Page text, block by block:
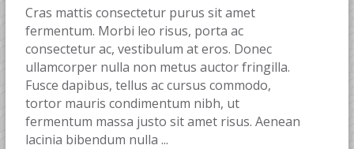
Cras mattis consectetur purus sit amet
fermentum. Morbi leo risus, porta ac
consectetur ac, vestibulum at eros. Donec
ullamcorper nulla non metus auctor fringilla.
Fusce dapibus, tellus ac cursus commodo,
tortor mauris condimentum nibh, ut
fermentum massa justo sit amet risus. Aenean
lacinia bibendum nulla ...